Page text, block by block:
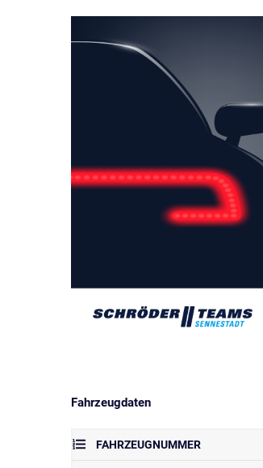
Fahrzeugdaten
FAHRZEUGNUMMER